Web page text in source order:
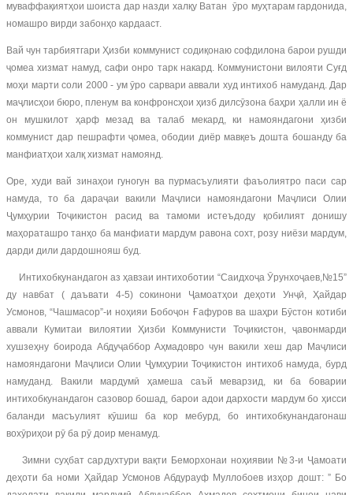
муваффақиятҳои шоиста дар назди халқу Ватан ӯро муҳтарам гардонида,
номашро вирди забонҳо кардааст.
Вай чун тарбиятгари Ҳизби коммунист содиқонаю софдилона барои рушди
ҷомеа хизмат намуд, сафи онро тарк накард. Коммунистони вилояти Суғд
моҳи марти соли 2000 - ум ӯро сарвари аввали худ интихоб намуданд. Дар
маҷлисҳои бюро, пленум ва конфронсҳои ҳизб дилсӯзона баҳри ҳалли ин ё
он мушкилот ҳарф мезад ва талаб мекард, ки намояндагони ҳизби
коммунист дар пешрафти ҷомеа, ободии диёр мавқеъ дошта бошанду ба
манфиатҳои халқ хизмат намоянд.
Оре, худи вай зинаҳои гуногун ва пурмасъулияти фаъолиятро паси сар
намуда, то ба дараҷаи вакили Маҷлиси намояндагони Маҷлиси Олии
Ҷумҳурии Тоҷикистон расид ва тамоми истеъдоду қобилият донишу
маҳораташро танҳо ба манфиати мардум равона сохт, розу ниёзи мардум,
дарди дили дардошнояш буд.
Интихобкунандагон аз ҳавзаи интихоботии “Саидхоҷа Ӯрунхоҷаев,№15”
ду навбат ( даъвати 4-5) сокинони Ҷамоатҳои деҳоти Унҷӣ, Ҳайдар
Усмонов, “Чашмасор”-и ноҳияи Бобоҷон Ғафуров ва шаҳри Бӯстон котиби
аввали Кумитаи вилоятии Ҳизби Коммунисти Тоҷикистон, ҷавонмарди
хушзеҳну боирода Абдуҷаббор Аҳмадовро чун вакили хеш дар Маҷлиси
намояндагони Маҷлиси Олии Ҷумҳурии Тоҷикистон интихоб намуда, бурд
намуданд. Вакили мардумӣ ҳамеша саъй меварзид, ки ба боварии
интихобкунандагон сазовор бошад, барои адои дархости мардум бо ҳисси
баланди масъулият кӯшиш ба кор мебурд, бо интихобкунандагонаш
вохӯриҳои рӯ ба рӯ доир менамуд.
Зимни суҳбат сардухтури вақти Беморхонаи ноҳиявии №3-и Ҷамоати
деҳоти ба номи Ҳайдар Усмонов Абдурауф Муллобоев изҳор дошт: ” Бо